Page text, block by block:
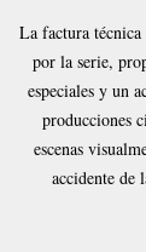
La factura técnica
por la serie,
especiales y un
producciones
escenas
accidente de